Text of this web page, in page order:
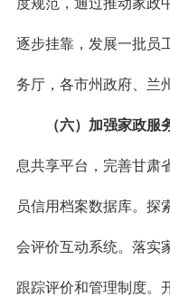
度规范，通过推动家政
逐步挂靠，发展一批员
务厅，各市州政府、兰
（六）加强家政服
息共享平台，完善甘肃
员信用档案数据库。探
会评价互动系统。落实
跟踪评价和管理制度。